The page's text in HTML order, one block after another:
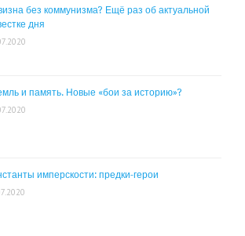
без коммунизма? Ещё раз об актуальной
дня
и память. Новые «бои за историю»?
имперскости: предки-герои